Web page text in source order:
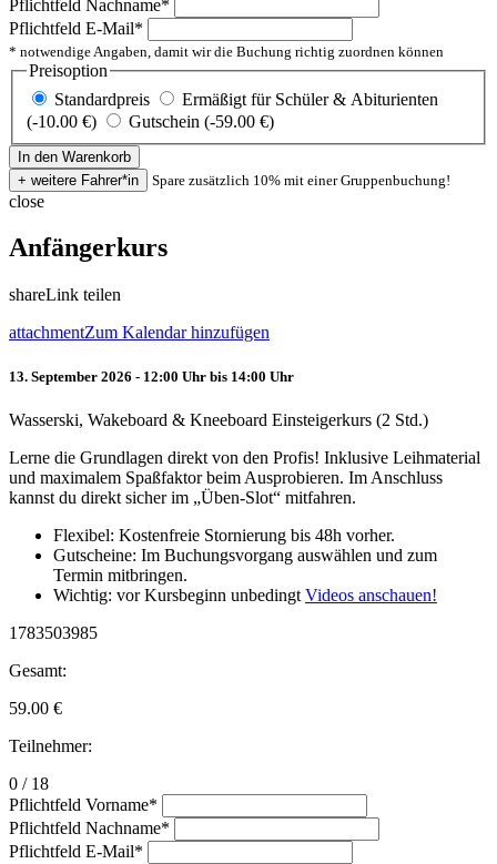
Pflichtfeld Nachname*
Pflichtfeld E-Mail*
* notwendige Angaben, damit wir die Buchung richtig zuordnen können
Preisoption
Standardpreis
Ermäßigt für Schüler & Abiturienten
(-10.00 €)
Gutschein (-59.00 €)
Spare zusätzlich 10% mit einer Gruppenbuchung!
close
Anfängerkurs
shareLink teilen
attachmentZum Kalendar hinzufügen
13. September 2026 - 12:00 Uhr bis 14:00 Uhr
Wasserski, Wakeboard & Kneeboard Einsteigerkurs (2 Std.)
Lerne die Grundlagen direkt von den Profis! Inklusive Leihmaterial
und maximalem Spaßfaktor beim Ausprobieren. Im Anschluss
kannst du direkt sicher im „Üben-Slot“ mitfahren.
Flexibel: Kostenfreie Stornierung bis 48h vorher.
Gutscheine: Im Buchungsvorgang auswählen und zum
Termin mitbringen.
Wichtig: vor Kursbeginn unbedingt Videos anschauen!
1783503985
Gesamt:
59.00 €
Teilnehmer:
0 / 18
Pflichtfeld Vorname*
Pflichtfeld Nachname*
Pflichtfeld E-Mail*